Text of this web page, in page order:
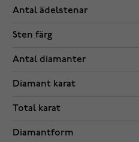
Antal ädelstenar
Sten färg
Antal diamanter
Diamant karat
Total karat
Diamantform